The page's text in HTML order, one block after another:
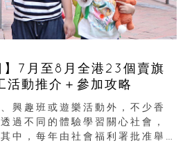
】7月至8月全港23個賣旗
活動推介＋參加攻略
興趣班或遊樂活動外，不少香
過不同的體驗學習關心社會，
中，每年由社會福利署批准舉